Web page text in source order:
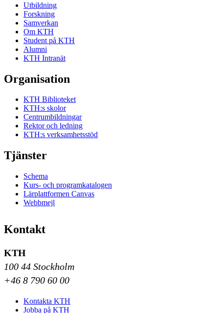
Utbildning
Forskning
Samverkan
Om KTH
Student på KTH
Alumni
KTH Intranät
Organisation
KTH Biblioteket
KTH:s skolor
Centrumbildningar
Rektor och ledning
KTH:s verksamhetsstöd
Tjänster
Schema
Kurs- och programkatalogen
Lärplattformen Canvas
Webbmejl
Kontakt
KTH
100 44 Stockholm
+46 8 790 60 00
Kontakta KTH
Jobba på KTH